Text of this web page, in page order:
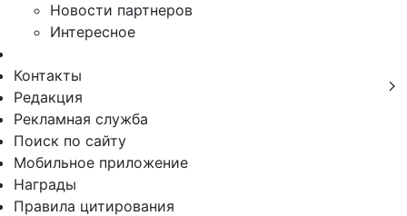
Новости партнеров
Интересное
Контакты
Редакция
Рекламная служба
Поиск по сайту
Мобильное приложение
Награды
Правила цитирования